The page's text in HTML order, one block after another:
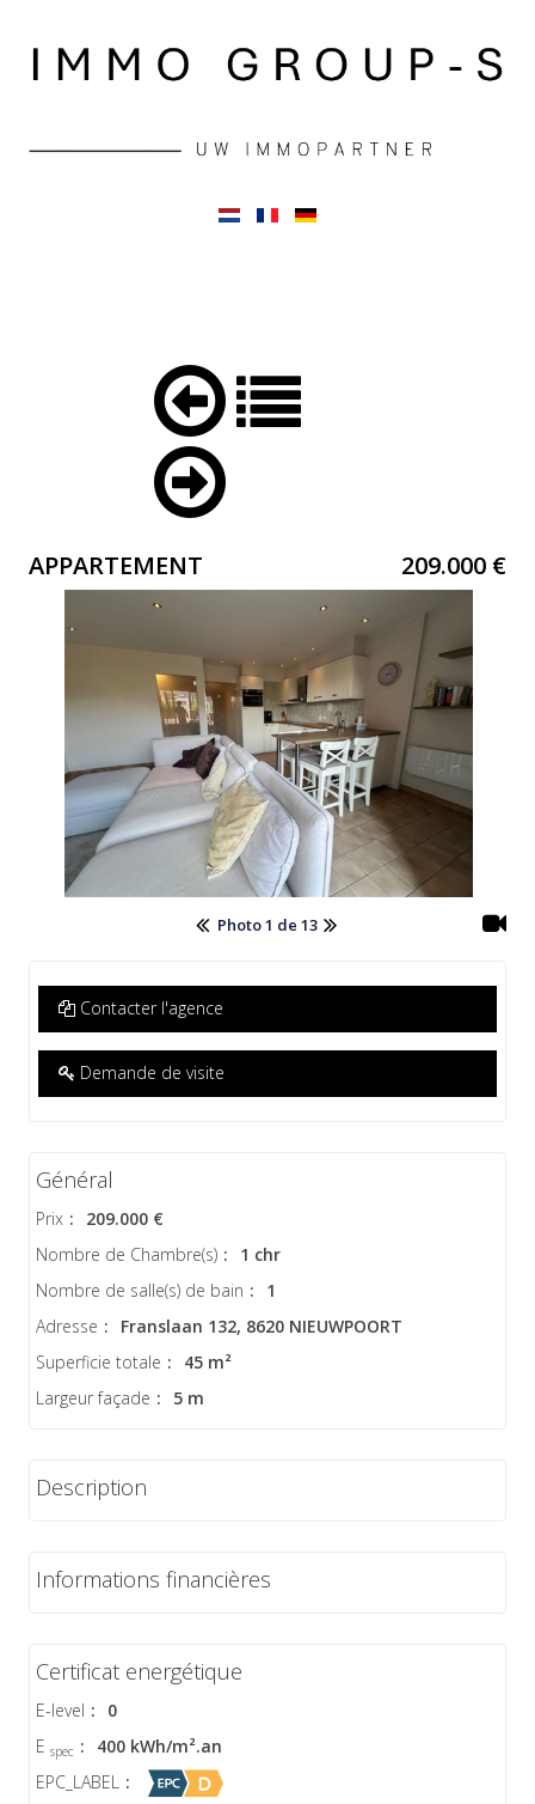
APPARTEMENT 209.000 €
Photo 1 de 13
Contacter l'agence
Demande de visite
Général
Prix :
209.000 €
Nombre de Chambre(s) :
1 chr
Nombre de salle(s) de bain :
1
Adresse :
Franslaan 132, 8620 NIEUWPOORT
Superficie totale :
45 m²
Largeur façade : 5 m
Description
Informations financières
Certificat energétique
E-level :
0
Espec :
400 kWh/m².an
EPC_LABEL :